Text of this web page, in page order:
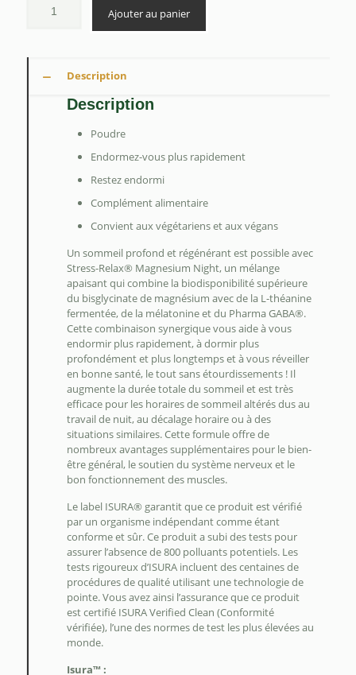
Ajouter au panier
Description
Description
Poudre
Endormez-vous plus rapidement
Restez endormi
Complément alimentaire
Convient aux végétariens et aux végans
Un sommeil profond et régénérant est possible avec
Stress-Relax® Magnesium Night, un mélange
apaisant qui combine la biodisponibilité supérieure
du bisglycinate de magnésium avec de la L-théanine
fermentée, de la mélatonine et du Pharma GABA®.
Cette combinaison synergique vous aide à vous
endormir plus rapidement, à dormir plus
profondément et plus longtemps et à vous réveiller
en bonne santé, le tout sans étourdissements ! Il
augmente la durée totale du sommeil et est très
efficace pour les horaires de sommeil altérés dus au
travail de nuit, au décalage horaire ou à des
situations similaires. Cette formule offre de
nombreux avantages supplémentaires pour le bien-
être général, le soutien du système nerveux et le
bon fonctionnement des muscles.
Le label ISURA® garantit que ce produit est vérifié
par un organisme indépendant comme étant
conforme et sûr. Ce produit a subi des tests pour
assurer l’absence de 800 polluants potentiels. Les
tests rigoureux d’ISURA incluent des centaines de
procédures de qualité utilisant une technologie de
pointe. Vous avez ainsi l’assurance que ce produit
est certifié ISURA Verified Clean (Conformité
vérifiée), l’une des normes de test les plus élevées au
monde.
Isura™ :